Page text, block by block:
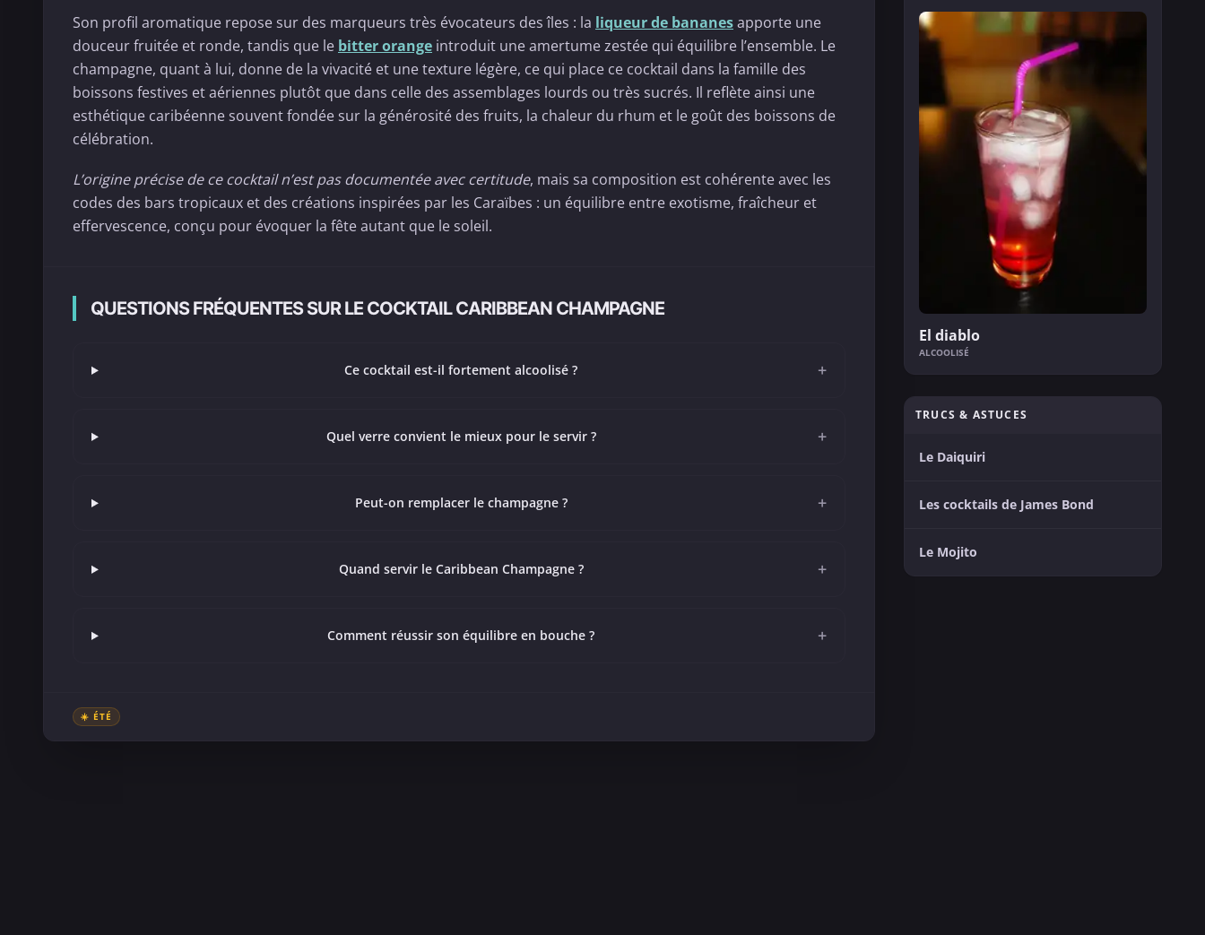
Son profil aromatique repose sur des marqueurs très évocateurs des îles : la liqueur de bananesapporte une
douceur fruitée et ronde, tandis que le bitter orange introduit une amertume zestée qui équilibre l’ensemble. Le
champagne, quant à lui, donne de la vivacité et une texture légère, ce qui place ce cocktail dans la famille des
boissons festives et aériennes plutôt que dans celle des assemblages lourds ou très sucrés. Il reflète ainsi une
esthétique caribéenne souvent fondée sur la générosité des fruits, la chaleur du rhum et le goût des boissons de
célébration.
L’origine précise de ce cocktail n’est pas documentée avec certitude, mais sa composition est cohérente avec les
codes des bars tropicaux et des créations inspirées par les Caraïbes : un équilibre entre exotisme, fraîcheur et
effervescence, conçu pour évoquer la fête autant que le soleil.
QUESTIONS FRÉQUENTES SUR LE COCKTAIL CARIBBEAN CHAMPAGNE
Ce cocktail est-il fortement alcoolisé ? +
Quel verre convient le mieux pour le servir ? +
Peut-on remplacer le champagne ? +
Quand servir le Caribbean Champagne ? +
Comment réussir son équilibre en bouche ? +
☀️ ÉTÉ
El diablo
ALCOOLISÉ
TRUCS & ASTUCES
Le Daiquiri
Les cocktails de James Bond
Le Mojito